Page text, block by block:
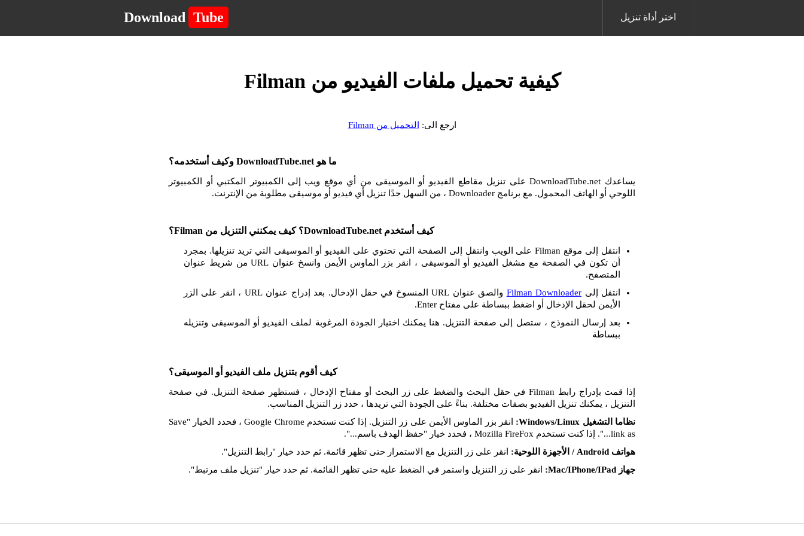
Download Tube اختر أداة تنزيل
كيفية تحميل ملفات الفيديو من Filman
ارجع الى: التحميل من Filman
ما هو DownloadTube.net وكيف أستخدمه؟
يساعدك DownloadTube.net على تنزيل مقاطع الفيديو أو الموسيقى من أي موقع ويب إلى الكمبيوتر المكتبي أو الكمبيوتر
اللوحي أو الهاتف المحمول. مع برنامج Downloader ، من السهل جدًا تنزيل أي فيديو أو موسيقى مطلوبة من الإنترنت.
كيف أستخدم DownloadTube.net؟ كيف يمكنني التنزيل من Filman؟
انتقل إلى موقع Filman على الويب وانتقل إلى الصفحة التي تحتوي على الفيديو أو الموسيقى التي تريد تنزيلها. بمجرد
أن تكون في الصفحة مع مشغل الفيديو أو الموسيقى ، انقر بزر الماوس الأيمن وانسخ عنوان URL من شريط عنوان
المتصفح.
انتقل إلى Filman Downloader
والصق عنوان URL المنسوخ في حقل الإدخال. بعد إدراج عنوان URL ، انقر على الزر
الأيمن لحقل الإدخال أو اضغط ببساطة على مفتاح Enter.
بعد إرسال النموذج ، ستصل إلى صفحة التنزيل. هنا يمكنك اختيار الجودة المرغوبة لملف الفيديو أو الموسيقى وتنزيله
ببساطة
كيف أقوم بتنزيل ملف الفيديو أو الموسيقى؟
إذا قمت بإدراج رابط Filman في حقل البحث والضغط على زر البحث أو مفتاح الإدخال ، فستظهر صفحة التنزيل. في صفحة
التنزيل ، يمكنك تنزيل الفيديو بصفات مختلفة. بناءً على الجودة التي تريدها ، حدد زر التنزيل المناسب.
نظاما التشغيل Windows/Linux:
انقر بزر الماوس الأيمن على زر التنزيل. إذا كنت تستخدم Google Chrome ، فحدد الخيار "Save
link as...". إذا كنت تستخدم Mozilla FireFox ، فحدد خيار "حفظ الهدف باسم...".
هواتف Android / الأجهزة اللوحية:
انقر على زر التنزيل مع الاستمرار حتى تظهر قائمة. ثم حدد خيار "رابط التنزيل".
جهاز Mac/IPhone/IPad:
انقر على زر التنزيل واستمر في الضغط عليه حتى تظهر القائمة. ثم حدد خيار "تنزيل ملف مرتبط".